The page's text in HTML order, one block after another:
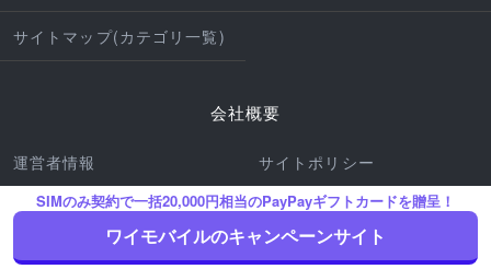
サイトマップ(カテゴリ一覧)
会社概要
運営者情報 サイトポリシー
編集ポリシー プライバシーポリシー
免責事項 利用規約
SIMのみ契約で一括20,000円相当のPayPayギフトカードを贈呈！
ワイモバイルのキャンペーンサイト